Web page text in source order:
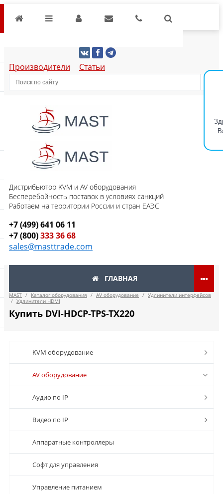
Производители Статьи
Дистрибьютор KVM и AV оборудования
Бесперебойность поставок в условиях санкций
Работаем на территории России и стран ЕАЭС
+7 (499) 641 06 11
+7 (800)333 36 68
sales@masttrade.com
ГЛАВНАЯ
MAST / Каталог оборудования / AV оборудование / Удлинители интерфейсов
/ Удлинители HDMI
Купить DVI-HDCP-TPS-TX220
KVM оборудование
AV оборудование
Аудио по IP
Видео по IP
Аппаратные контроллеры
Софт для управления
Управление питанием